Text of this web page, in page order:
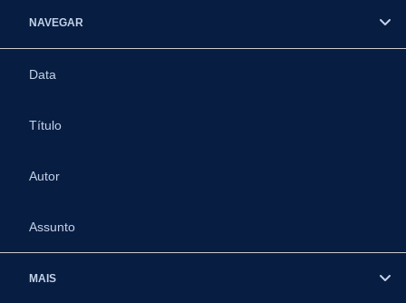
NAVEGAR
Data
Título
Autor
Assunto
MAIS